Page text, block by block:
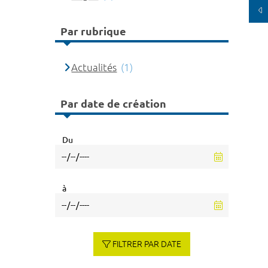
Par rubrique
Actualités (1)
Par date de création
Du
à
FILTRER PAR DATE